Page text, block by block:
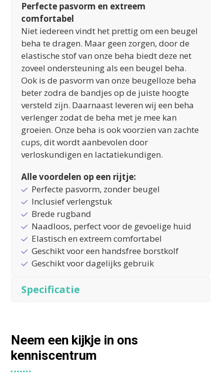
Perfecte pasvorm en extreem
comfortabel
Niet iedereen vindt het prettig om een beugel
beha te dragen. Maar geen zorgen, door de
elastische stof van onze beha biedt deze net
zoveel ondersteuning als een beugel beha.
Ook is de pasvorm van onze beugelloze beha
beter zodra de bandjes op de juiste hoogte
versteld zijn. Daarnaast leveren wij een beha
verlenger zodat de beha met je mee kan
groeien. Onze beha is ook voorzien van zachte
cups, dit wordt aanbevolen door
verloskundigen en lactatiekundigen.
Alle voordelen op een rijtje:
Perfecte pasvorm, zonder beugel
Inclusief verlengstuk
Brede rugband
Naadloos, perfect voor de gevoelige huid
Elastisch en extreem comfortabel
Geschikt voor een handsfree borstkolf
Geschikt voor dagelijks gebruik
Specificatie
Neem een kijkje in ons
kenniscentrum